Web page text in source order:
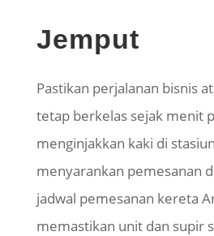
Jemput
Pastikan perjalanan bisnis
tetap berkelas sejak menit
menginjakkan kaki di
menyarankan pemesanan
jadwal pemesanan kereta
memastikan unit dan supir